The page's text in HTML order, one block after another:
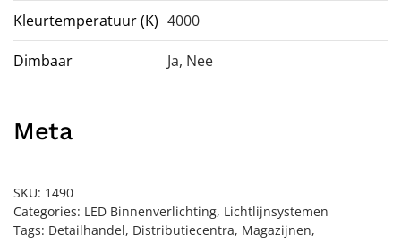
Kleurtemperatuur (K) 4000
Dimbaar Ja, Nee
Meta
SKU: 1490
Categories: LED Binnenverlichting, Lichtlijnsystemen
Tags: Detailhandel, Distributiecentra, Magazijnen,